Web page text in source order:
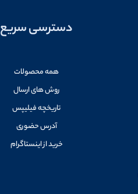
دسترسی سریع
همه محصولات
روش های ارسال
تاریخچه فیلیپس
آدرس حضوری
خرید از اینستاگرام